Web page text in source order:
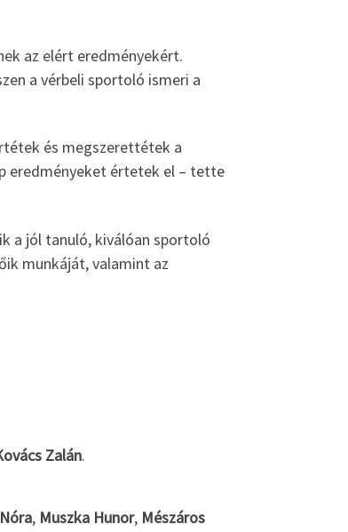
az elért eredményekért.
a vérbeli sportoló ismeri a
és megszerettétek a
eredményeket értetek el – tette
a jól tanuló, kiválóan sportoló
munkáját, valamint az
Zalán.
, Muszka Hunor, Mészáros